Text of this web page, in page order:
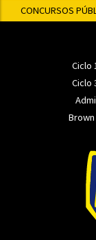
CONCURSOS
Ciclo
Ciclo